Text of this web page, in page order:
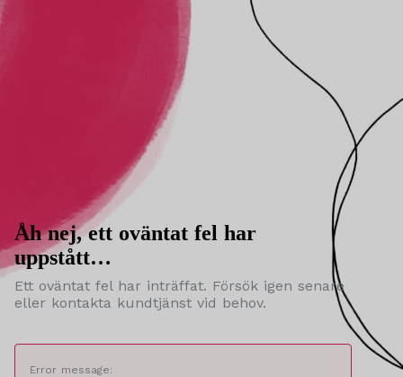
Åh nej, ett oväntat fel har
uppstått…
Ett oväntat fel har inträffat. Försök igen senare
eller kontakta kundtjänst vid behov.
Error message: